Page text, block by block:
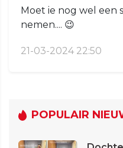
Moet ie nog wel een
nemen.... 😉
21-03-2024 22:50
POPULAIR